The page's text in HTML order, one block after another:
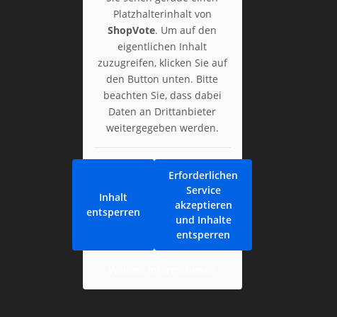
Platzhalterinhalt von
ShopVote. Um auf den
eigentlichen Inhalt
zuzugreifen, klicken Sie auf
den Button unten. Bitte
beachten Sie, dass dabei
Daten an Drittanbieter
weitergegeben werden.
Inhalt
entsperren
Erforderlichen
Service
akzeptieren
und Inhalte
entsperren